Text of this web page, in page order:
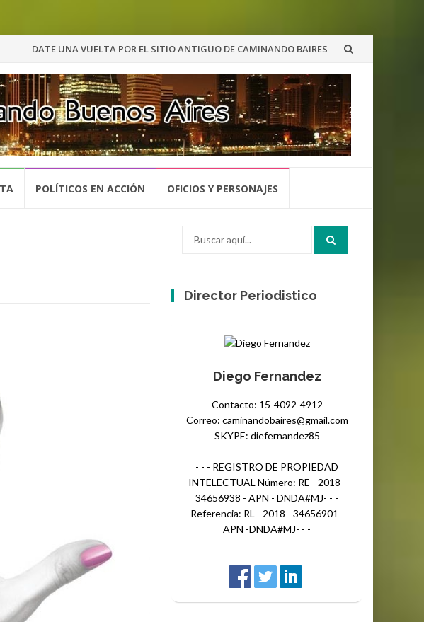
Saltar
al
contenido
DATE UNA VUELTA POR EL SITIO ANTIGUO DE CAMINANDO BAIRES
POLÍTICOS EN ACCIÓN OFICIOS Y PERSONAJES
Director Periodistico
Diego Fernandez
Contacto: 15-4092-4912
Correo: caminandobaires@gmail.com
SKYPE: diefernandez85
- - - REGISTRO DE PROPIEDAD
INTELECTUAL Número: RE - 2018 -
34656938 - APN - DNDA#MJ- - -
Referencia: RL - 2018 - 34656901 -
APN -DNDA#MJ- - -